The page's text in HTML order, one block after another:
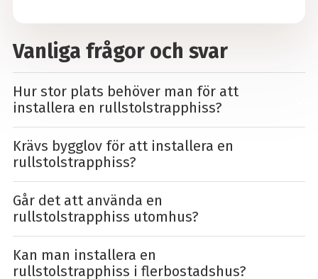
Vanliga frågor och svar
Hur stor plats behöver man för att
installera en rullstolstrapphiss?
Krävs bygglov för att installera en
rullstolstrapphiss?
Går det att använda en
rullstolstrapphiss utomhus?
Kan man installera en
rullstolstrapphiss i flerbostadshus?